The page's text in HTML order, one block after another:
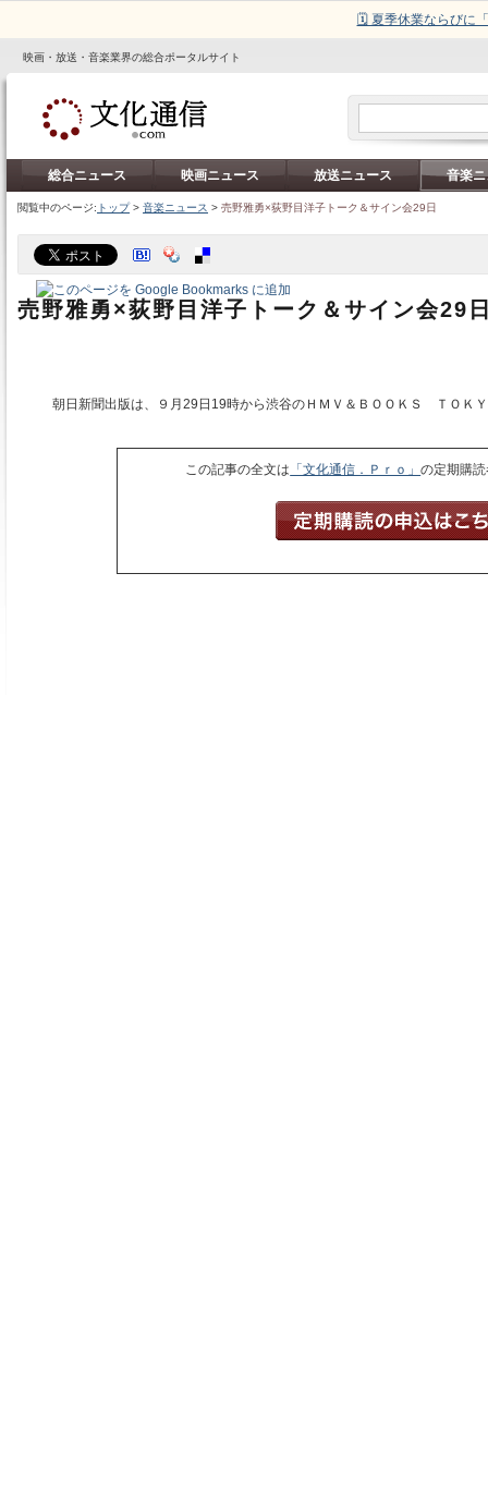
🗓️ 夏季休業ならびに
映画・放送・音楽業界の総合ポータルサイト
総合ニュース 映画ニュース 放送ニュース 音楽
閲覧中のページ: トップ> 音楽ニュース > 売野雅勇×荻野目洋子トーク＆サイン会29日
売野雅勇×荻野目洋子トーク＆サイン会29
朝日新聞出版は、９月29日19時から渋谷のＨＭＶ＆ＢＯＯＫＳ ＴＯＫ
この記事の全文は 「文化通信．Ｐｒｏ」の定期購